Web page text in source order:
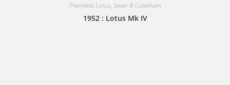
Premières Lotus, Seven & Caterham
1952 : Lotus Mk IV